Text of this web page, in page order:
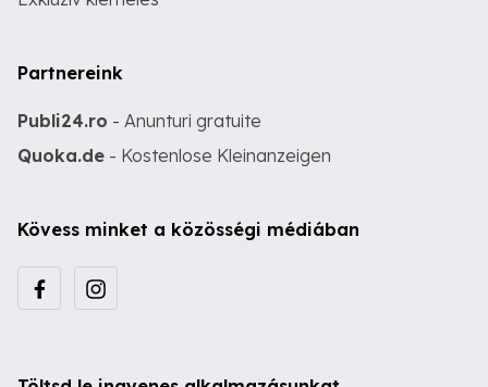
Partnereink
Publi24.ro - Anunturi gratuite
Quoka.de - Kostenlose Kleinanzeigen
Kövess minket a közösségi médiában